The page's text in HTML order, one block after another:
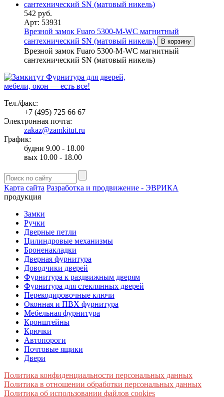
542 руб.
Арт: 53931
Врезной замок Fuaro 5300-M-WС магнитный
сантехнический SN (матовый никель)
В корзину
Врезной замок Fuaro 5300-M-WС магнитный
сантехнический SN (матовый никель)
Фурнитура для дверей,
мебели, окон — есть все!
Тел./факс:
+7 (495) 725 66 67
Электронная почта:
zakaz@zamkitut.ru
График:
будни 9.00 - 18.00
вых 10.00 - 18.00
Карта сайта Разработка и продвижение - ЭВРИКА
продукция
Замки
Ручки
Дверные петли
Цилиндровые механизмы
Броненакладки
Дверная фурнитура
Доводчики дверей
Фурнитура к раздвижным дверям
Фурнитура для стеклянных дверей
Перекодировочные ключи
Оконная и ПВХ фурнитура
Мебельная фурнитура
Кронштейны
Крючки
Автопороги
Почтовые ящики
Двери
Политика конфиденциальности персональных данных
Политика в отношении обработки персональных данных
Политика об использовании файлов cookies